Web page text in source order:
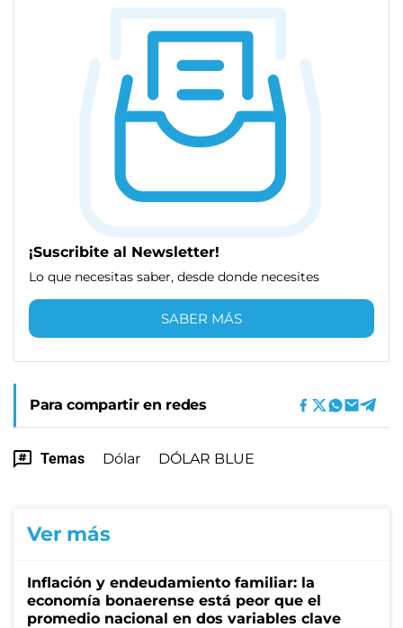
¡Suscribite al Newsletter!
Lo que necesitas saber, desde donde necesites
SABER MÁS
Para compartir en redes
Temas Dólar DÓLAR BLUE
Ver más
Inflación y endeudamiento familiar: la
economía bonaerense está peor que el
promedio nacional en dos variables clave